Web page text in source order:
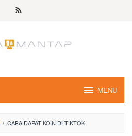
MENU
/ CARA DAPAT KOIN DI TIKTOK